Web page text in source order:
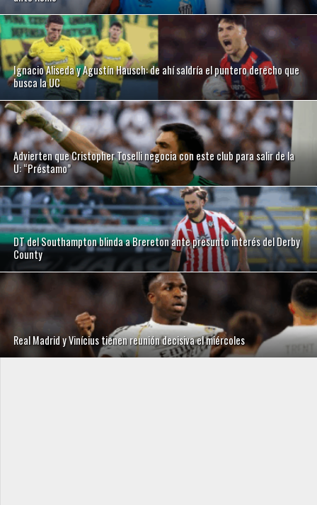
Ignacio Aliseda y Agustín Hausch: de ahí saldría el puntero derecho que
busca la UC
Advierten que Cristopher Toselli negocia con este club para salir de la
U: “Préstamo”
DT del Southampton blinda a Brereton ante presunto interés del Derby
County
Real Madrid y Vinícius tienen reunión decisiva el miércoles